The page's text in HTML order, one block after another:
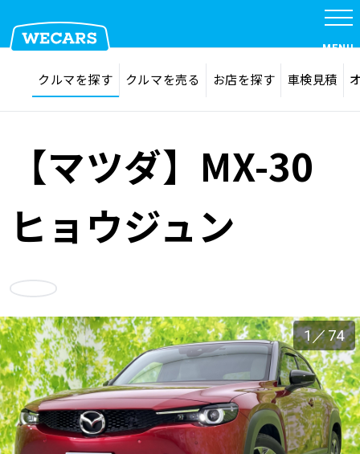
在庫検索 サイト内検索
MENU
クルマを探す
クルマを売る
お店を探す
車検見積
車検サービス トップ
車検料金・メニュー
オイル交換・点検・整備予約
お役立ち情報
クルマを探す クルマを売る お店を探す 車検見積
【マツダ】MX-30
ヒョウジュン
お気に入り
1／74